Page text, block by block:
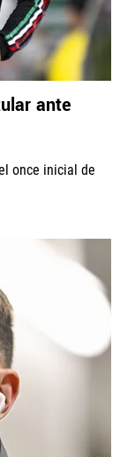
ante
once inicial de